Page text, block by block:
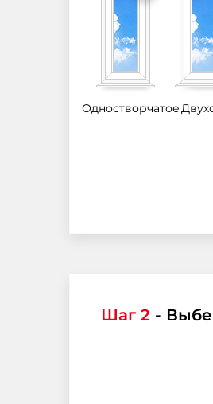
Одностворчатое
Шаг 2 -